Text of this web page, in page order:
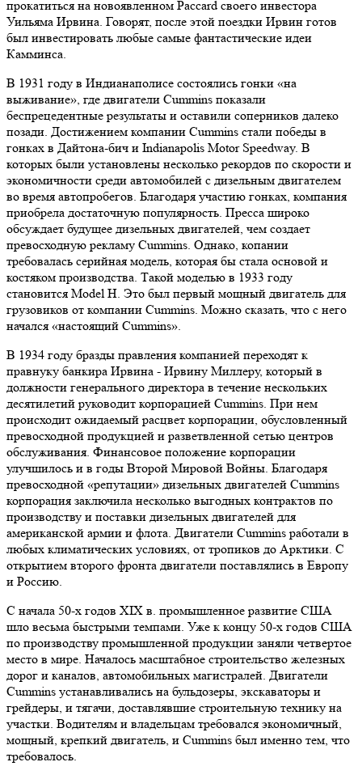
прокатиться на новоявленном Paccard своего инвестора
Уильяма Ирвина. Говорят, после этой поездки Ирвин готов
был инвестировать любые самые фантастические идеи
Камминса.
В 1931 году в Индианаполисе состоялись гонки «на
выживание», где двигатели Cummins показали
беспрецедентные результаты и оставили соперников далеко
позади. Достижением компании Cummins стали победы в
гонках в Дайтона-бич и Indianapolis Motor Speedway. В
которых были установлены несколько рекордов по скорости и
экономичности среди автомобилей с дизельным двигателем
во время автопробегов. Благодаря участию гонках, компания
приобрела достаточную популярность. Пресса широко
обсуждает будущее дизельных двигателей, чем создает
превосходную рекламу Сummins. Однако, копании
требовалась серийная модель, которая бы стала основой и
костяком производства. Такой моделью в 1933 году
становится Model H. Это был первый мощный двигатель для
грузовиков от компании Cummins. Можно сказать, что с него
начался «настоящий Cummins».
В 1934 году бразды правления компанией переходят к
правнуку банкира Ирвина - Ирвину Миллеру, который в
должности генерального директора в течение нескольких
десятилетий руководит корпорацией Cummins. При нем
происходит ожидаемый расцвет корпорации, обусловленный
превосходной продукцией и разветвленной сетью центров
обслуживания. Финансовое положение корпорации
улучшилось и в годы Второй Мировой Войны. Благодаря
превосходной «репутации» дизельных двигателей Cummins
корпорация заключила несколько выгодных контрактов по
производству и поставки дизельных двигателей для
американской армии и флота. Двигатели Cummins работали в
любых климатических условиях, от тропиков до Арктики. С
открытием второго фронта двигатели поставлялись в Европу
и Россию.
С начала 50-х годов XIX в. промышленное развитие США
шло весьма быстрыми темпами. Уже к концу 50-х годов США
по производству промышленной продукции заняли четвертое
место в мире. Началось масштабное строительство железных
дорог и каналов, автомобильных магистралей. Двигатели
Cummins устанавливались на бульдозеры, экскаваторы и
грейдеры, и тягачи, доставлявшие строительную технику на
участки. Водителям и владельцам требовался экономичный,
мощный, крепкий двигатель, и Cummins был именно тем, что
требовалось.